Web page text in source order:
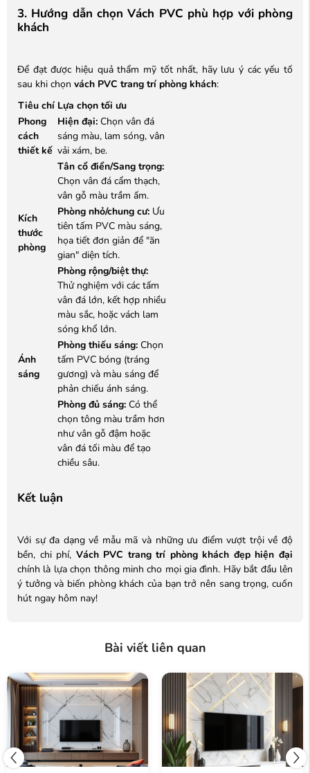
3. Hướng dẫn chọn Vách PVC phù hợp với phòng
khách
Để đạt được hiệu quả thẩm mỹ tốt nhất, hãy lưu ý các yếu tố
sau khi chọn vách PVC trang trí phòng khách:
Tiêu chí Lựa chọn tối ưu
Phong
cách
thiết kế
Hiện đại: Chọn vân đá
sáng màu, lam sóng, vân
vải xám, be.
Tân cổ điển/Sang trọng:
Chọn vân đá cẩm thạch,
vân gỗ màu trầm ấm.
Kích
thước
phòng
Phòng nhỏ/chung cư: Ưu
tiên tấm PVC màu sáng,
họa tiết đơn giản để "ăn
gian" diện tích.
Phòng rộng/biệt thự:
Thử nghiệm với các tấm
vân đá lớn, kết hợp nhiều
màu sắc, hoặc vách lam
sóng khổ lớn.
Ánh
sáng
Phòng thiếu sáng: Chọn
tấm PVC bóng (tráng
gương) và màu sáng để
phản chiếu ánh sáng.
Phòng đủ sáng: Có thể
chọn tông màu trầm hơn
như vân gỗ đậm hoặc
vân đá tối màu để tạo
chiều sâu.
Kết luận
Với sự đa dạng về mẫu mã và những ưu điểm vượt trội về độ
bền, chi phí, Vách PVC trang trí phòng khách đẹp hiện đại
chính là lựa chọn thông minh cho mọi gia đình. Hãy bắt đầu lên
ý tưởng và biến phòng khách của bạn trở nên sang trọng, cuốn
hút ngay hôm nay!
Bài viết liên quan